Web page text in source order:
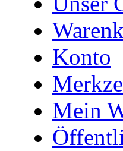
Konto
Mein